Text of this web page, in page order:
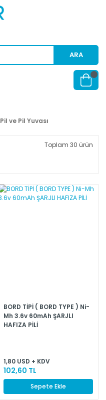
ARA
Pil ve Pil Yuvası
Toplam 30 ürün
BORD TİPİ ( BORD TYPE ) Ni-
Mh 3.6v 60mAh ŞARJLI
HAFIZA PİLİ
1,80 USD + KDV
102,60 TL
Sepete Ekle